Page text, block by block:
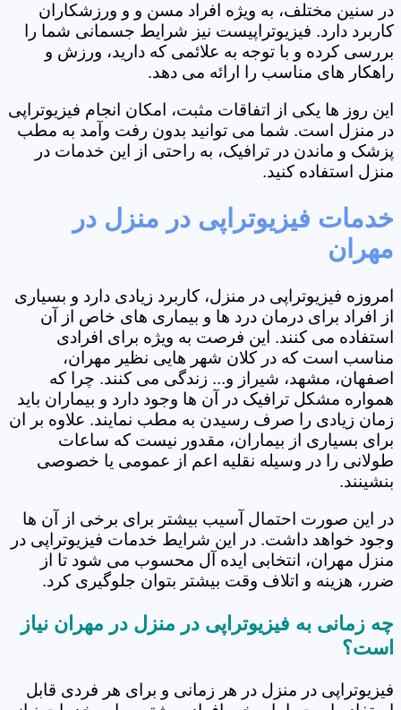
در سنین مختلف، به ویژه افراد مسن و و ورزشکاران
کاربرد دارد. فیزیوتراپیست نیز شرایط جسمانی شما را
بررسی کرده و با توجه به علائمی که دارید، ورزش و
راهکار های مناسب را ارائه می دهد.
این روز ها یکی از اتفاقات مثبت، امکان انجام فیزیوتراپی
در منزل است. شما می توانید بدون رفت وآمد به مطب
پزشک و ماندن در ترافیک، به راحتی از این خدمات در
منزل استفاده کنید.
خدمات فیزیوتراپی در منزل در
مهران
امروزه فیزیوتراپی در منزل، کاربرد زیادی دارد و بسیاری
از افراد برای درمان درد ها و بیماری های خاص از آن
استفاده می کنند. این فرصت به ویژه برای افرادی
مناسب است که در کلان شهر هایی نظیر مهران،
اصفهان، مشهد، شیراز و... زندگی می کنند. چرا که
همواره مشکل ترافیک در آن ها وجود دارد و بیماران باید
زمان زیادی را صرف رسیدن به مطب نمایند. علاوه بر ان
برای بسیاری از بیماران، مقدور نیست که ساعات
طولانی را در وسیله نقلیه اعم از عمومی یا خصوصی
بنشینند.
در این صورت احتمال آسیب بیشتر برای برخی از آن ها
وجود خواهد داشت. در این شرایط خدمات فیزیوتراپی در
منزل مهران، انتخابی ایده آل محسوب می شود تا از
ضرر، هزینه و اتلاف وقت بیشتر بتوان جلوگیری کرد.
چه زمانی به فیزیوتراپی در منزل در مهران نیاز
است؟
فیزیوتراپی در منزل در هر زمانی و برای هر فردی قابل